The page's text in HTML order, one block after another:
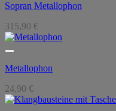
Sopran Metallophon
315,90 €
Metallophon
24,90 €